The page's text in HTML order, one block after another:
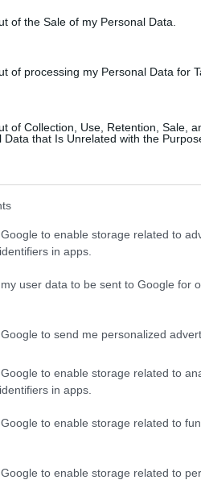
of the Sale of my Personal Data.
of processing my Personal Data for
of Collection, Use, Retention, Sale,
Data that Is Unrelated with the
to enable storage related to
in apps.
user data to be sent to Google for
to send me personalized
to enable storage related to
in apps.
to enable storage related to
to enable storage related to
harmadán túl előzte meg